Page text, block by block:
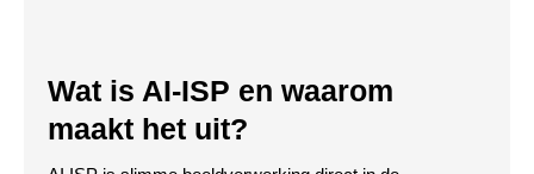
Wat is AI-ISP en waarom
maakt het uit?